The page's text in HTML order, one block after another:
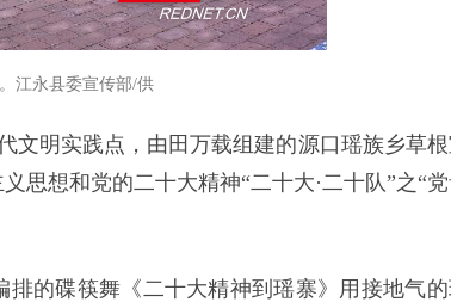
江永县委宣传部/供
文明实践点，由田万载组建的源口瑶族乡草
思想和党的二十大精神“二十大·二十队”之“
的碟筷舞《二十大精神到瑶寨》用接地气